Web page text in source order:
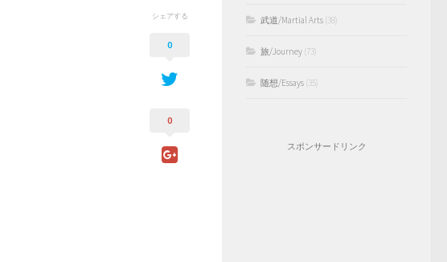
シェアする
0
0
武道/Martial Arts (38)
旅/Journey (73)
随想/Essays (35)
スポンサードリンク